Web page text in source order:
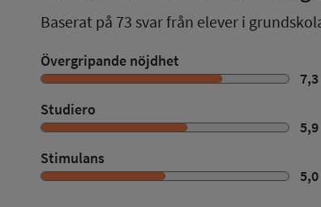
Baserat på 73 svar från elever i
Övergripande nöjdhet
7,3
Studiero
5,9
Stimulans
5,0